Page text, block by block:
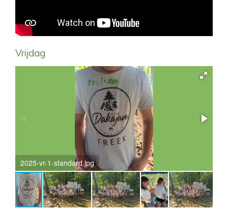
Vrijdag
2025-vr-1-standard.jpg